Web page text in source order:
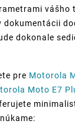
vášho
dokumentácii
dokonale
pre Motorola
Moto E7